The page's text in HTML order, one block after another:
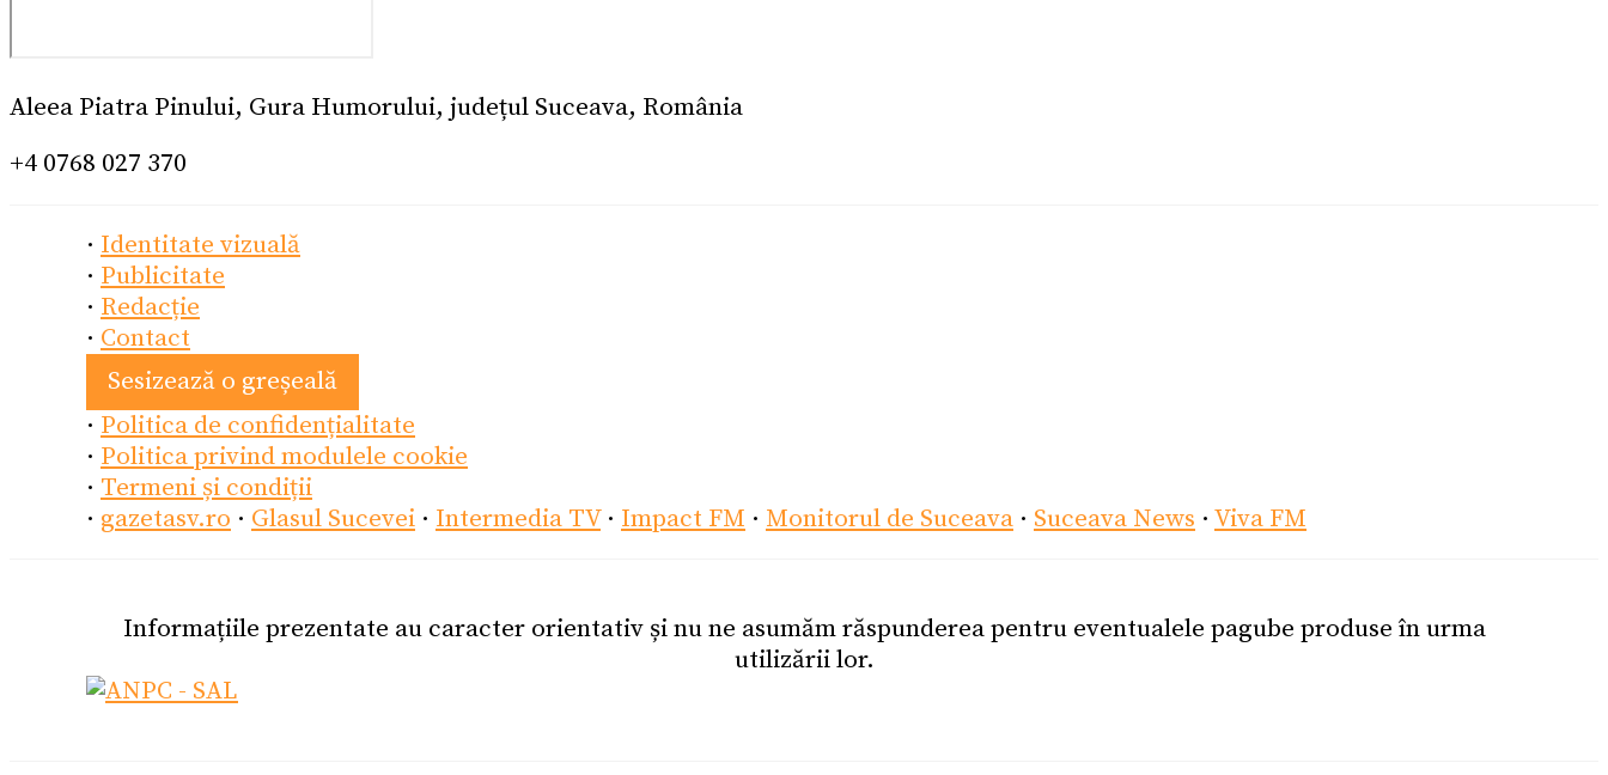
Aleea Piatra Pinului, Gura Humorului, județul Suceava, România
+4 0768 027 370
· Identitate vizuală
· Publicitate
· Redacție
· Contact
Sesizează o greșeală
· Politica de confidențialitate
· Politica privind modulele cookie
· Termeni și condiții
· gazetasv.ro · Glasul Sucevei · Intermedia TV· Impact FM · Monitorul de Suceava · Suceava News · Viva FM
Informațiile prezentate au caracter orientativ și nu ne asumăm răspunderea pentru eventualele pagube produse în urma
utilizării lor.